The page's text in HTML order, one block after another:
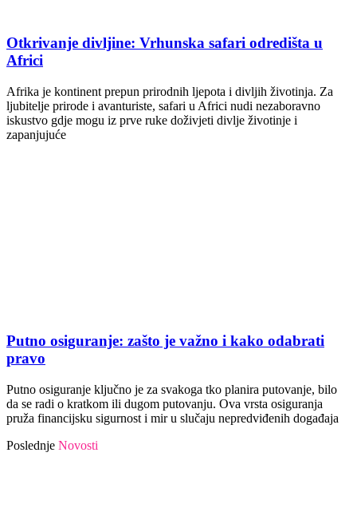
Otkrivanje divljine: Vrhunska safari odredišta u
Africi
Afrika je kontinent prepun prirodnih ljepota i divljih životinja. Za
ljubitelje prirode i avanturiste, safari u Africi nudi nezaboravno
iskustvo gdje mogu iz prve ruke doživjeti divlje životinje i
zapanjujuće
Putno osiguranje: zašto je važno i kako odabrati
pravo
Putno osiguranje ključno je za svakoga tko planira putovanje, bilo
da se radi o kratkom ili dugom putovanju. Ova vrsta osiguranja
pruža financijsku sigurnost i mir u slučaju nepredviđenih događaja
Poslednje Novosti